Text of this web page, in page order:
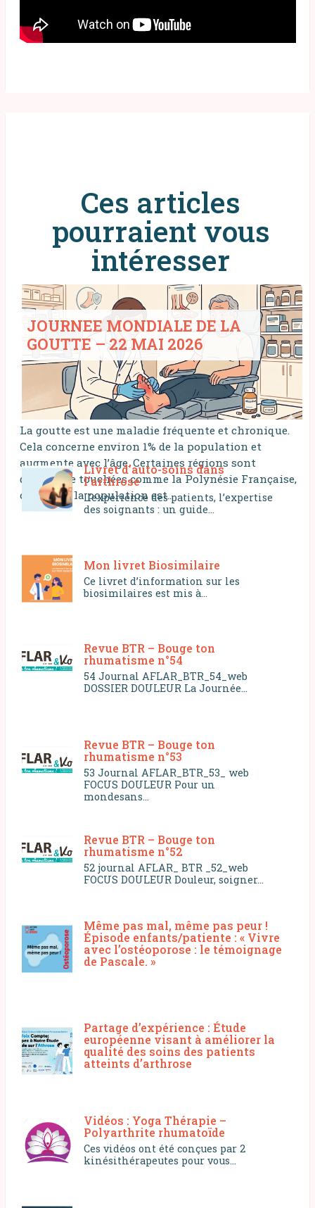
Ces articles
pourraient vous
intéresser
JOURNEE MONDIALE DE LA
GOUTTE – 22 MAI 2026
La goutte est une maladie fréquente et chronique.
Cela concerne environ 1% de la population et
augmente avec l’âge. Certaines régions sont
davantage touchées comme la Polynésie Française,
où 14% de la population est...
Livret d’auto-soins dans
l’arthrose
L’expérience des patients, l’expertise
des soignants : un guide...
Mon livret Biosimilaire
Ce livret d’information sur les
biosimilaires est mis à...
Revue BTR – Bouge ton
rhumatisme n°54
54 Journal AFLAR_BTR_54_web
DOSSIER DOULEUR La Journée...
Revue BTR – Bouge ton
rhumatisme n°53
53 Journal AFLAR_BTR_53_ web
FOCUS DOULEUR Pour un
mondesans...
Revue BTR – Bouge ton
rhumatisme n°52
52 journal AFLAR_ BTR _52_web
FOCUS DOULEUR Douleur, soigner...
Même pas mal, même pas peur !
Épisode enfants/patiente : « Vivre
avec l’ostéoporose : le témoignage
de Pascale. »
Partage d’expérience : Étude
européenne visant à améliorer la
qualité des soins des patients
atteints d’arthrose
Vidéos : Yoga Thérapie –
Polyarthrite rhumatoïde
Ces vidéos ont été conçues par 2
kinésithérapeutes pour vous...